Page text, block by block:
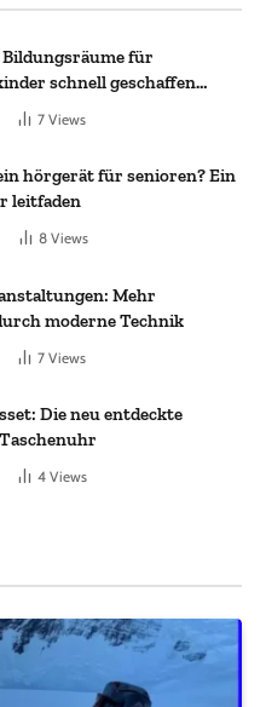
für
schnell geschaffen
7 Views
hörgerät für senioren? Ein
leitfaden
8 Views
Mehr
moderne Technik
7 Views
Die neu entdeckte
4 Views